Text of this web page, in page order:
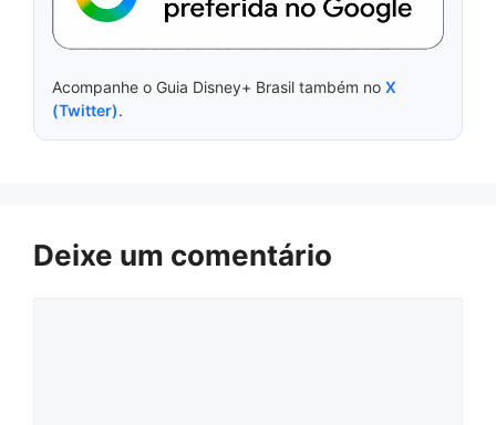
Acompanhe o Guia Disney+ Brasil também no X
(Twitter).
Deixe um comentário